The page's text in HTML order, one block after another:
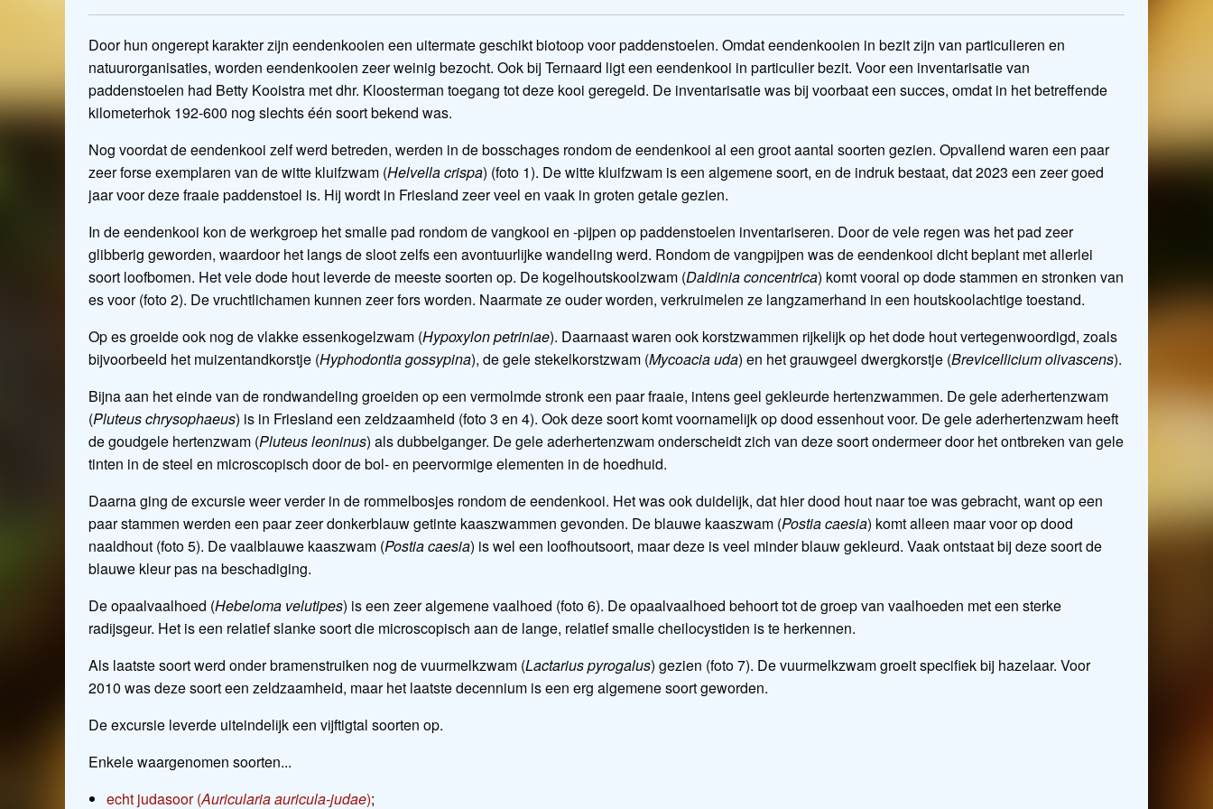
Door hun ongerept karakter zijn eendenkooien een uitermate geschikt biotoop voor paddenstoelen. Omdat eendenkooien in bezit zijn van particulieren en
natuurorganisaties, worden eendenkooien zeer weinig bezocht. Ook bij Ternaard ligt een eendenkooi in particulier bezit. Voor een inventarisatie van
paddenstoelen had Betty Kooistra met dhr. Kloosterman toegang tot deze kooi geregeld. De inventarisatie was bij voorbaat een succes, omdat in het betreffende
kilometerhok 192-600 nog slechts één soort bekend was.
Nog voordat de eendenkooi zelf werd betreden, werden in de bosschages rondom de eendenkooi al een groot aantal soorten gezien. Opvallend waren een paar
zeer forse exemplaren van de witte kluifzwam (Helvella crispa) (foto 1). De witte kluifzwam is een algemene soort, en de indruk bestaat, dat 2023 een zeer goed
jaar voor deze fraaie paddenstoel is. Hij wordt in Friesland zeer veel en vaak in groten getale gezien.
In de eendenkooi kon de werkgroep het smalle pad rondom de vangkooi en -pijpen op paddenstoelen inventariseren. Door de vele regen was het pad zeer
glibberig geworden, waardoor het langs de sloot zelfs een avontuurlijke wandeling werd. Rondom de vangpijpen was de eendenkooi dicht beplant met allerlei
soort loofbomen. Het vele dode hout leverde de meeste soorten op. De kogelhoutskoolzwam (Daldinia concentrica) komt vooral op dode stammen en stronken van
es voor (foto 2). De vruchtlichamen kunnen zeer fors worden. Naarmate ze ouder worden, verkruimelen ze langzamerhand in een houtskoolachtige toestand.
Op es groeide ook nog de vlakke essenkogelzwam (Hypoxylon petriniae). Daarnaast waren ook korstzwammen rijkelijk op het dode hout vertegenwoordigd, zoals
bijvoorbeeld het muizentandkorstje (Hyphodontia gossypina), de gele stekelkorstzwam (Mycoacia uda) en het grauwgeel dwergkorstje (Brevicellicium olivascens).
Bijna aan het einde van de rondwandeling groeiden op een vermolmde stronk een paar fraaie, intens geel gekleurde hertenzwammen. De gele aderhertenzwam
(Pluteus chrysophaeus) is in Friesland een zeldzaamheid (foto 3 en 4). Ook deze soort komt voornamelijk op dood essenhout voor. De gele aderhertenzwam heeft
de goudgele hertenzwam (Pluteus leoninus) als dubbelganger. De gele aderhertenzwam onderscheidt zich van deze soort ondermeer door het ontbreken van gele
tinten in de steel en microscopisch door de bol- en peervormige elementen in de hoedhuid.
Daarna ging de excursie weer verder in de rommelbosjes rondom de eendenkooi. Het was ook duidelijk, dat hier dood hout naar toe was gebracht, want op een
paar stammen werden een paar zeer donkerblauw getinte kaaszwammen gevonden. De blauwe kaaszwam (Postia caesia) komt alleen maar voor op dood
naaldhout (foto 5). De vaalblauwe kaaszwam (Postia caesia) is wel een loofhoutsoort, maar deze is veel minder blauw gekleurd. Vaak ontstaat bij deze soort de
blauwe kleur pas na beschadiging.
De opaalvaalhoed (Hebeloma velutipes) is een zeer algemene vaalhoed (foto 6). De opaalvaalhoed behoort tot de groep van vaalhoeden met een sterke
radijsgeur. Het is een relatief slanke soort die microscopisch aan de lange, relatief smalle cheilocystiden is te herkennen.
Als laatste soort werd onder bramenstruiken nog de vuurmelkzwam (Lactarius pyrogalus) gezien (foto 7). De vuurmelkzwam groeit specifiek bij hazelaar. Voor
2010 was deze soort een zeldzaamheid, maar het laatste decennium is een erg algemene soort geworden.
De excursie leverde uiteindelijk een vijftigtal soorten op.
Enkele waargenomen soorten...
echt judasoor (Auricularia auricula-judae);